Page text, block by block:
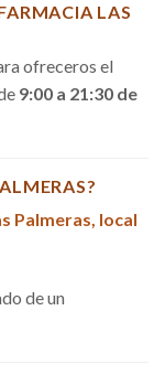
LAS
ofreceros el
9:00 a 21:30 de
Palmeras, local
de un